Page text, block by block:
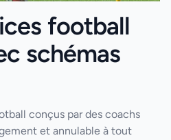
football
schémas
conçus par des coachs
et annulable à tout